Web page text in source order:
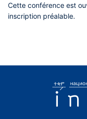
Cette conférence est
inscription préalable.